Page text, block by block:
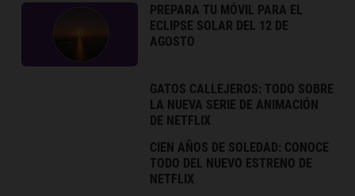
PREPARA TU MÓVIL PARA EL
ECLIPSE SOLAR DEL 12 DE
AGOSTO
GATOS CALLEJEROS: TODO SOBRE
LA NUEVA SERIE DE ANIMACIÓN
DE NETFLIX
CIEN AÑOS DE SOLEDAD: CONOCE
TODO DEL NUEVO ESTRENO DE
NETFLIX